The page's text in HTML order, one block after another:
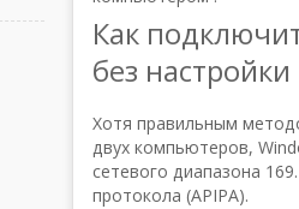
Как
без настройки
Хотя правильным
двух компьютеров,
сетевого диапазона
протокола (APIPA).